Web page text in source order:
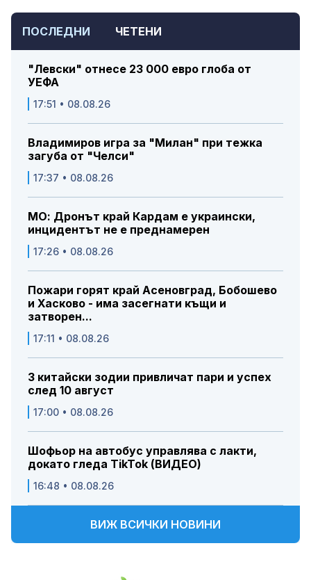
ПОСЛЕДНИ ЧЕТЕНИ
"Левски" отнесе 23 000 евро глоба от
УЕФА
17:51 • 08.08.26
Владимиров игра за "Милан" при тежка
загуба от "Челси"
17:37 • 08.08.26
МО: Дронът край Кардам е украински,
инцидентът не е преднамерен
17:26 • 08.08.26
Пожари горят край Асеновград, Бобошево
и Хасково - има засегнати къщи и
затворен...
17:11 • 08.08.26
3 китайски зодии привличат пари и успех
след 10 август
17:00 • 08.08.26
Шофьор на автобус управлява с лакти,
докато гледа TikTok (ВИДЕО)
16:48 • 08.08.26
ВИЖ ВСИЧКИ НОВИНИ